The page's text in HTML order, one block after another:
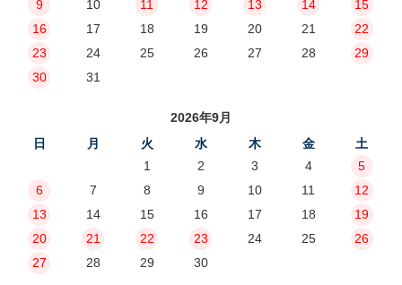
9
10 11 12 13 14
15
16
17 18 19 20 21
22
23
24 25 26 27 28
29
30
31
2026年9月
日
月 火 水 木 金
土
1
2 3 4
5
6
7 8 9 10 11
12
13
14 15 16 17 18
19
20
21 22 23 24 25
26
27
28 29 30